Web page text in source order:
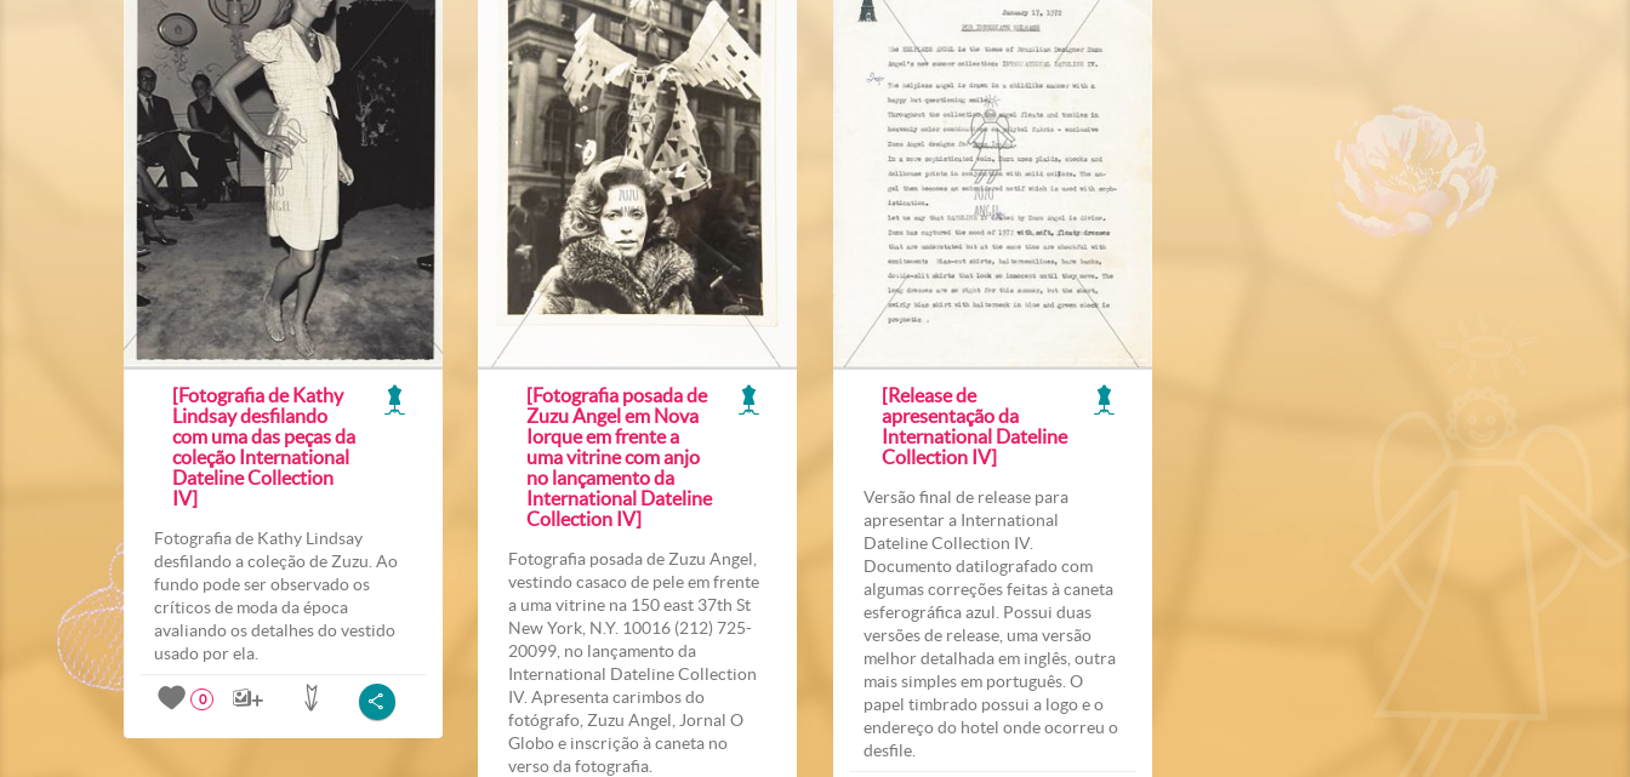
[Fotografia de Kathy
Lindsay desfilando
com uma das peças da
coleção International
Dateline Collection
IV]
Fotografia de Kathy Lindsay
desfilando a coleção de Zuzu. Ao
fundo pode ser observado os
críticos de moda da época
avaliando os detalhes do vestido
usado por ela.
0
[Fotografia posada de
Zuzu Angel em Nova
Iorque em frente a
uma vitrine com anjo
no lançamento da
International Dateline
Collection IV]
Fotografia posada de Zuzu Angel,
vestindo casaco de pele em frente
a uma vitrine na 150 east 37th St
New York, N.Y. 10016 (212) 725-
20099, no lançamento da
International Dateline Collection
IV. Apresenta carimbos do
fotógrafo, Zuzu Angel, Jornal O
Globo e inscrição à caneta no
verso da fotografia.
[Release de
apresentação da
International Dateline
Collection IV]
Versão final de release para
apresentar a International
Dateline Collection IV.
Documento datilografado com
algumas correções feitas à caneta
esferográfica azul. Possui duas
versões de release, uma versão
melhor detalhada em inglês, outra
mais simples em português. O
papel timbrado possui a logo e o
endereço do hotel onde ocorreu o
desfile.